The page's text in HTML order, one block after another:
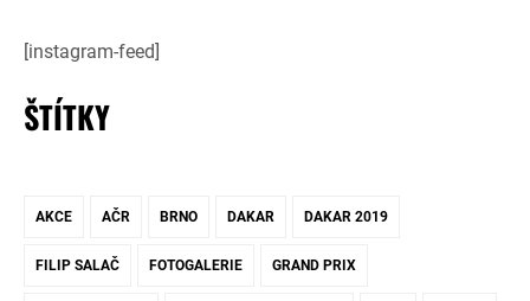
[instagram-feed]
ŠTÍTKY
AKCE AČR BRNO DAKAR DAKAR 2019
FILIP SALAČ FOTOGALERIE GRAND PRIX